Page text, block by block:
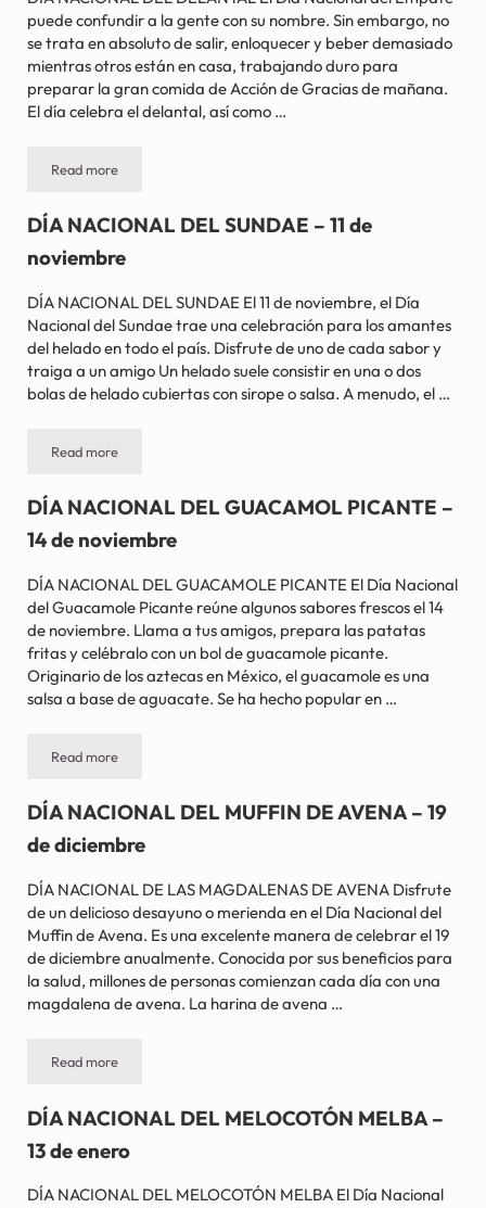
puede confundir a la gente con su nombre. Sin embargo, no
se trata en absoluto de salir, enloquecer y beber demasiado
mientras otros están en casa, trabajando duro para
preparar la gran comida de Acción de Gracias de mañana.
El día celebra el delantal, así como …
Read moreDÍA NACIONAL DEL DELANTAL – Día antes de Acción de Gracias
DÍA NACIONAL DEL SUNDAE – 11 de
noviembre
DÍA NACIONAL DEL SUNDAE El 11 de noviembre, el Día
Nacional del Sundae trae una celebración para los amantes
del helado en todo el país. Disfrute de uno de cada sabor y
traiga a un amigo Un helado suele consistir en una o dos
bolas de helado cubiertas con sirope o salsa. A menudo, el …
Read moreDÍA NACIONAL DEL SUNDAE – 11 de noviembre
DÍA NACIONAL DEL GUACAMOL PICANTE –
14 de noviembre
DÍA NACIONAL DEL GUACAMOLE PICANTE El Día Nacional
del Guacamole Picante reúne algunos sabores frescos el 14
de noviembre. Llama a tus amigos, prepara las patatas
fritas y celébralo con un bol de guacamole picante.
Originario de los aztecas en México, el guacamole es una
salsa a base de aguacate. Se ha hecho popular en …
Read moreDÍA NACIONAL DEL GUACAMOL PICANTE – 14 de noviembre
DÍA NACIONAL DEL MUFFIN DE AVENA – 19
de diciembre
DÍA NACIONAL DE LAS MAGDALENAS DE AVENA Disfrute
de un delicioso desayuno o merienda en el Día Nacional del
Muffin de Avena. Es una excelente manera de celebrar el 19
de diciembre anualmente. Conocida por sus beneficios para
la salud, millones de personas comienzan cada día con una
magdalena de avena. La harina de avena …
Read moreDÍA NACIONAL DEL MUFFIN DE AVENA – 19 de diciembre
DÍA NACIONAL DEL MELOCOTÓN MELBA –
13 de enero
DÍA NACIONAL DEL MELOCOTÓN MELBA El Día Nacional